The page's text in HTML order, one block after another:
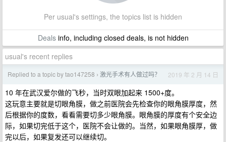
Per usual's settings, the topics list is hidden
Dealsinfo, including closed deals, is not hidden
usual's recent replies
Replied to a topic by tao147258 › 激光手术有人做过吗？ 2019 年 2 月 14 日
10 年在武汉爱尔做的飞秒，当时双眼加起来 1500+度。
这玩意主要就是切眼角膜，做之前医院会先检查你的眼角膜厚度，然
后根据你的度数，看看需要切多少眼角膜。眼角膜的厚度有个安全边
际，如果切完低于这个，医院不会让做的。当然，如果眼角膜厚，做
完以后，如果复发还可以继续切。